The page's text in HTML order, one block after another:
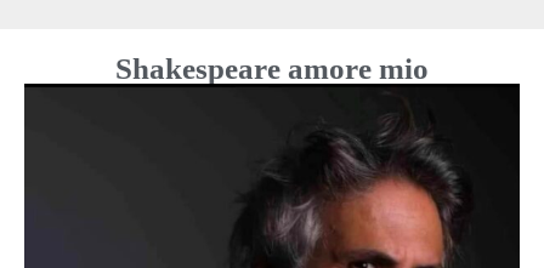
Shakespeare amore mio